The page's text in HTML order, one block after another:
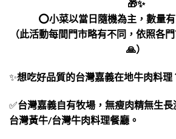
🎁✨
⭕小菜以當日隨機為主，數量
（此活動每間門市略有不同， 依照各
🙏）
✨想吃好品質的台灣嘉義在地牛肉料理
✅台灣嘉義自有牧場，無瘦肉精無生
台灣黃牛/台灣牛肉料理餐廳。